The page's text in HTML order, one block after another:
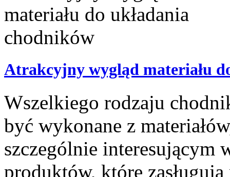
Atrakcyjny wygląd materiału
Wszelkiego rodzaju
być wykonane z
szczególnie interesującym
produktów, które